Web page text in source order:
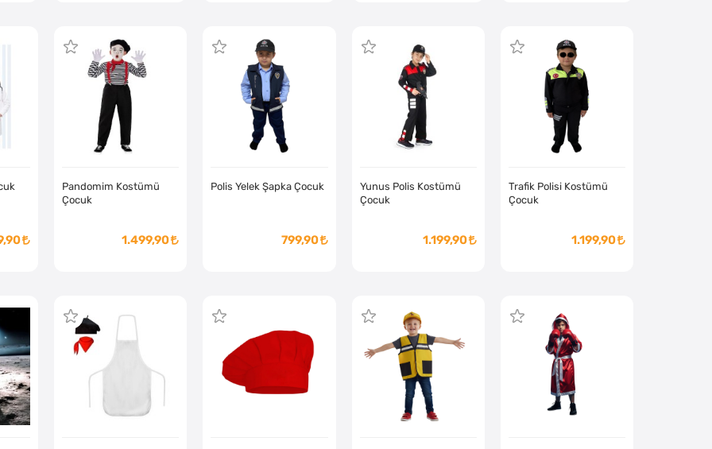
Pandomim Kostümü
Çocuk
1.499,90
Polis Yelek Şapka Çocuk
799,90
Yunus Polis Kostümü
Çocuk
1.199,90
Trafik Polisi Kostümü
Çocuk
1.199,90